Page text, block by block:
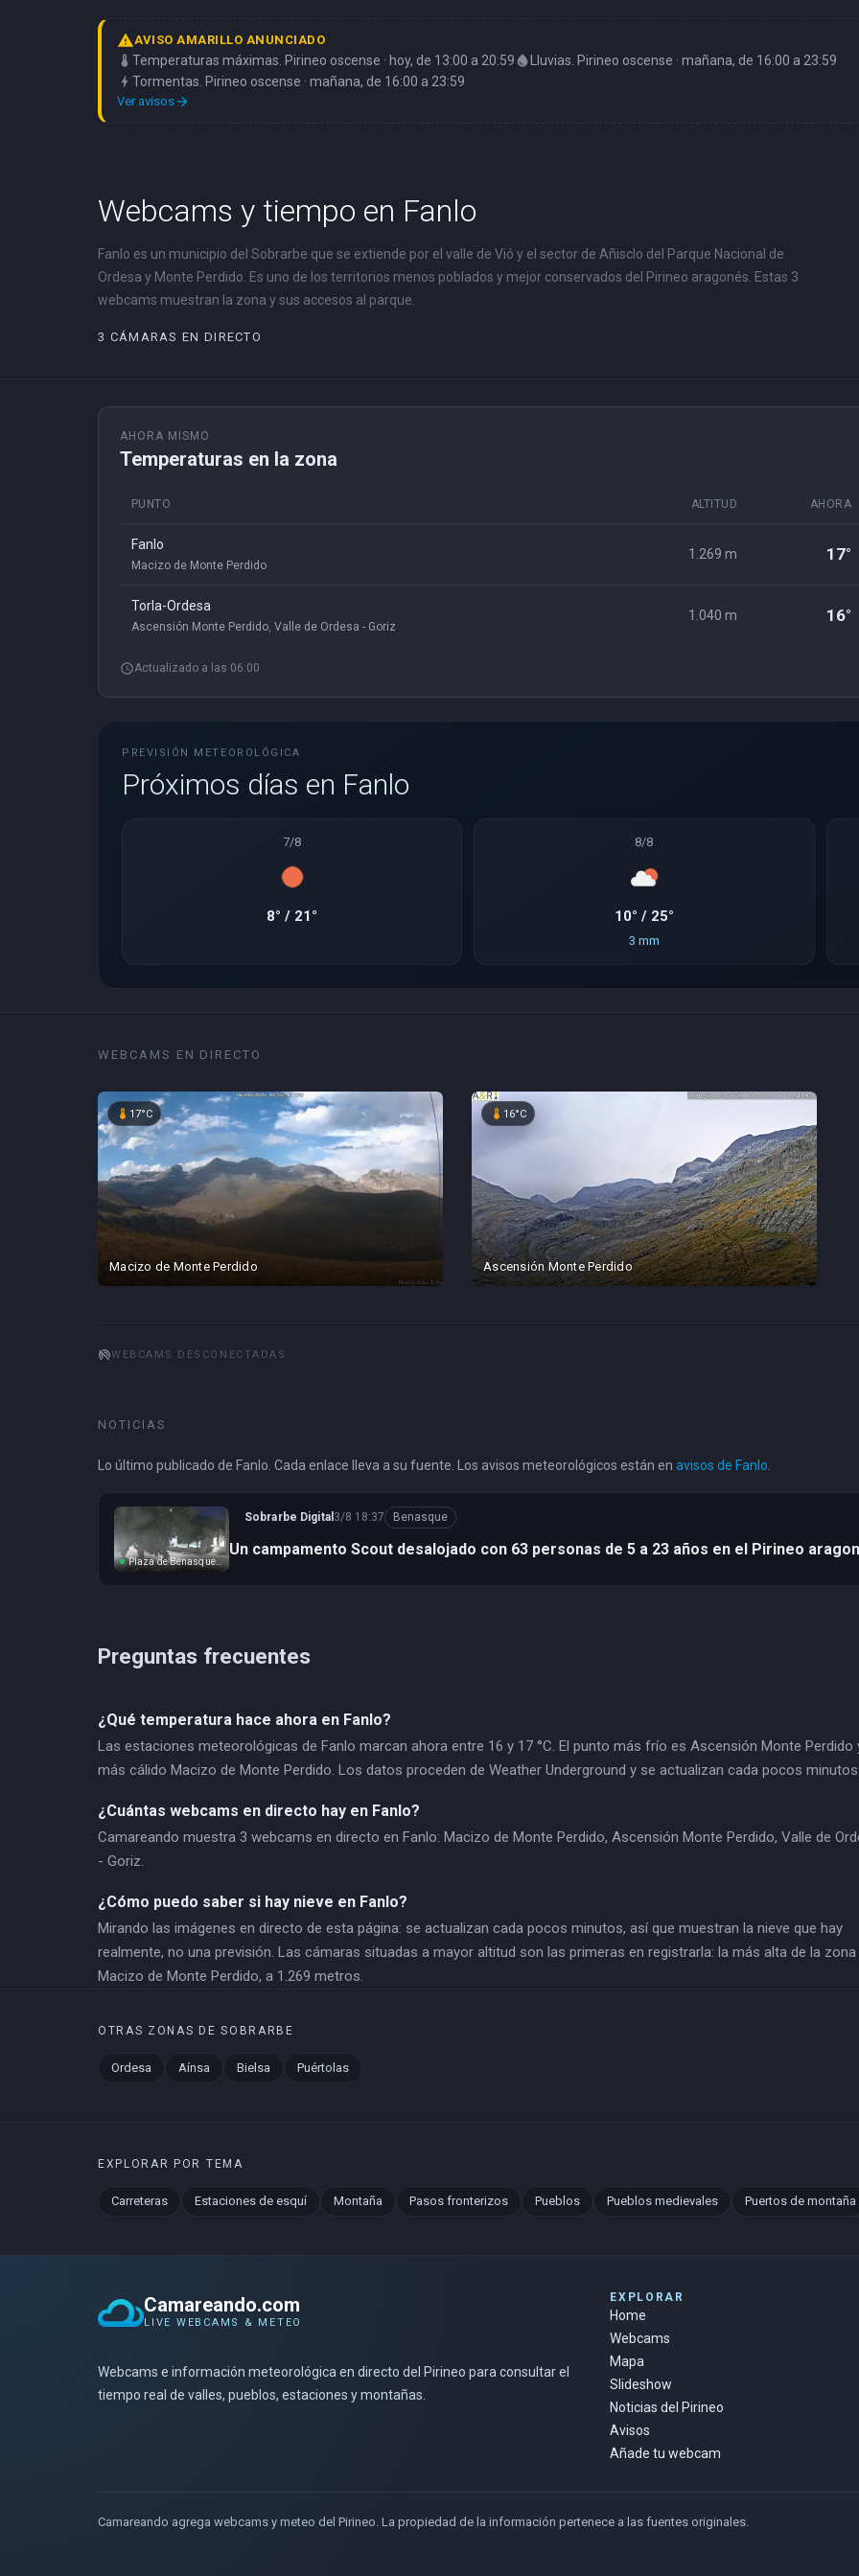
warningAVISO AMARILLO ANUNCIADO
thermostat Temperaturas máximas. Pirineo oscense · hoy, de 13:00 a 20:59water_drop
Lluvias. Pirineo oscense · mañana, de 16:00 a 23:59
bolt Tormentas. Pirineo oscense · mañana, de 16:00 a 23:59
Ver avisosarrow_forward
Webcams y tiempo en Fanlo
Fanlo es un municipio del Sobrarbe que se extiende por el valle de Vió y el sector de Añisclo del Parque Nacional de
Ordesa y Monte Perdido. Es uno de los territorios menos poblados y mejor conservados del Pirineo aragonés. Estas 3
webcams muestran la zona y sus accesos al parque.
3 CÁMARAS EN DIRECTO
AHORA MISMO
Temperaturas en la zona
PUNTO ALTITUD AHORA
Fanlo
Macizo de Monte Perdido
1.269 m 17°
Torla-Ordesa
Ascensión Monte Perdido, Valle de Ordesa - Goriz
1.040 m 16°
scheduleActualizado a las 06:00
PREVISIÓN METEOROLÓGICA
Próximos días en Fanlo
7/8
8° / 21°
8/8
10° / 25°
3 mm
WEBCAMS EN DIRECTO
device_thermostat 17°C
Macizo de Monte Perdido
device_thermostat 16°C
Ascensión Monte Perdido
portable_wifi_offWEBCAMS DESCONECTADAS
NOTICIAS
Lo último publicado de Fanlo. Cada enlace lleva a su fuente. Los avisos meteorológicos están en avisos de Fanlo
Plaza de Benasque ahora
Sobrarbe Digital 3/8 18:37 Benasque
Un campamento Scout desalojado con 63 personas de 5 a 23 años en el Pirineo
Preguntas frecuentes
¿Qué temperatura hace ahora en Fanlo?
Las estaciones meteorológicas de Fanlo marcan ahora entre 16 y 17 °C. El punto más frío es Ascensión Monte Perdido
más cálido Macizo de Monte Perdido. Los datos proceden de Weather Underground y se actualizan cada pocos minutos.
¿Cuántas webcams en directo hay en Fanlo?
Camareando muestra 3 webcams en directo en Fanlo: Macizo de Monte Perdido, Ascensión Monte Perdido, Valle de
- Goriz.
¿Cómo puedo saber si hay nieve en Fanlo?
Mirando las imágenes en directo de esta página: se actualizan cada pocos minutos, así que muestran la nieve que hay
realmente, no una previsión. Las cámaras situadas a mayor altitud son las primeras en registrarla: la más alta de la zona
Macizo de Monte Perdido, a 1.269 metros.
OTRAS ZONAS DE SOBRARBE
Ordesa Aínsa Bielsa Puértolas
EXPLORAR POR TEMA
Carreteras Estaciones de esquí Montaña Pasos fronterizos Pueblos Pueblos medievales Puertos de montaña
Camareando.com
LIVE WEBCAMS & METEO
Webcams e información meteorológica en directo del Pirineo para consultar el
tiempo real de valles, pueblos, estaciones y montañas.
EXPLORAR
Home
Webcams
Mapa
Slideshow
Noticias del Pirineo
Avisos
Añade tu webcam
Camareando agrega webcams y meteo del Pirineo. La propiedad de la información pertenece a las fuentes originales.